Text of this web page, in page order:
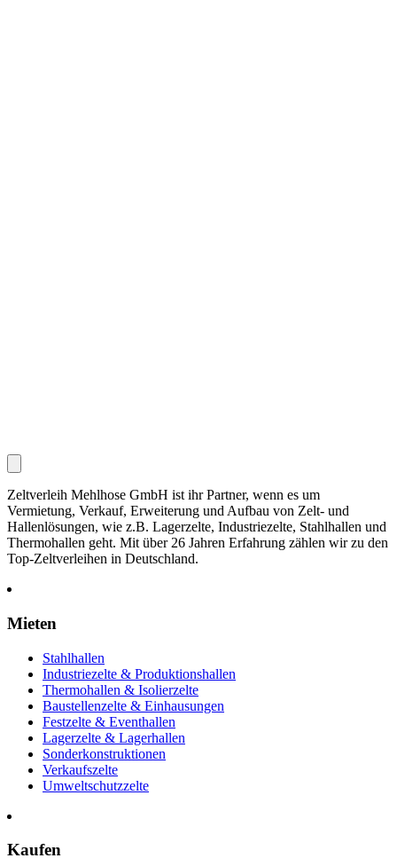
Zeltverleih Mehlhose GmbH ist ihr Partner, wenn es um
Vermietung, Verkauf, Erweiterung und Aufbau von Zelt- und
Hallenlösungen, wie z.B. Lagerzelte, Industriezelte, Stahlhallen und
Thermohallen geht. Mit über 26 Jahren Erfahrung zählen wir zu den
Top-Zeltverleihen in Deutschland.
Mieten
Stahlhallen
Industriezelte & Produktionshallen
Thermohallen & Isolierzelte
Baustellenzelte & Einhausungen
Festzelte & Eventhallen
Lagerzelte & Lagerhallen
Sonderkonstruktionen
Verkaufszelte
Umweltschutzzelte
Kaufen